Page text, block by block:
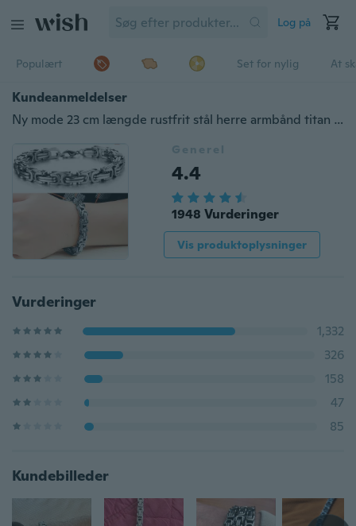
Log på
Populært Set for nylig At
Kundeanmeldelser
Ny mode 23 cm længde rustfrit stål herre armbånd titan armbånd bred 8mm
Generel
4.4
1948 Vurderinger
Vis produktoplysninger
Vurderinger
1,332
326
158
47
85
Kundebilleder